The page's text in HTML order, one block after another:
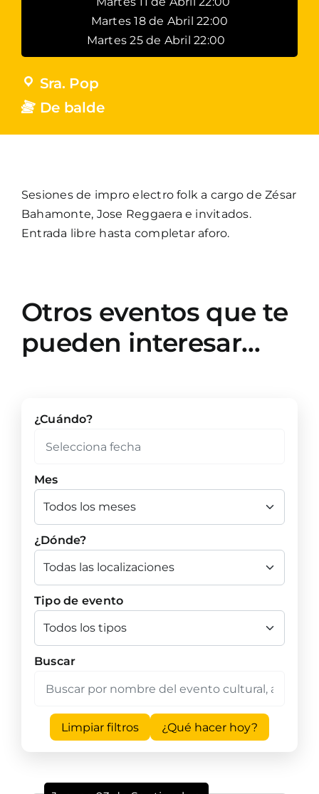
Martes 18 de Abril 22:00
Martes 25 de Abril 22:00
Sra. Pop
De balde
Sesiones de impro electro folk a cargo de Zésar
Bahamonte, Jose Reggaera e invitados.
Entrada libre hasta completar aforo.
Otros eventos que te
pueden interesar…
¿Cuándo?
Mes
¿Dónde?
Tipo de evento
Buscar
Limpiar filtros ¿Qué hacer hoy?